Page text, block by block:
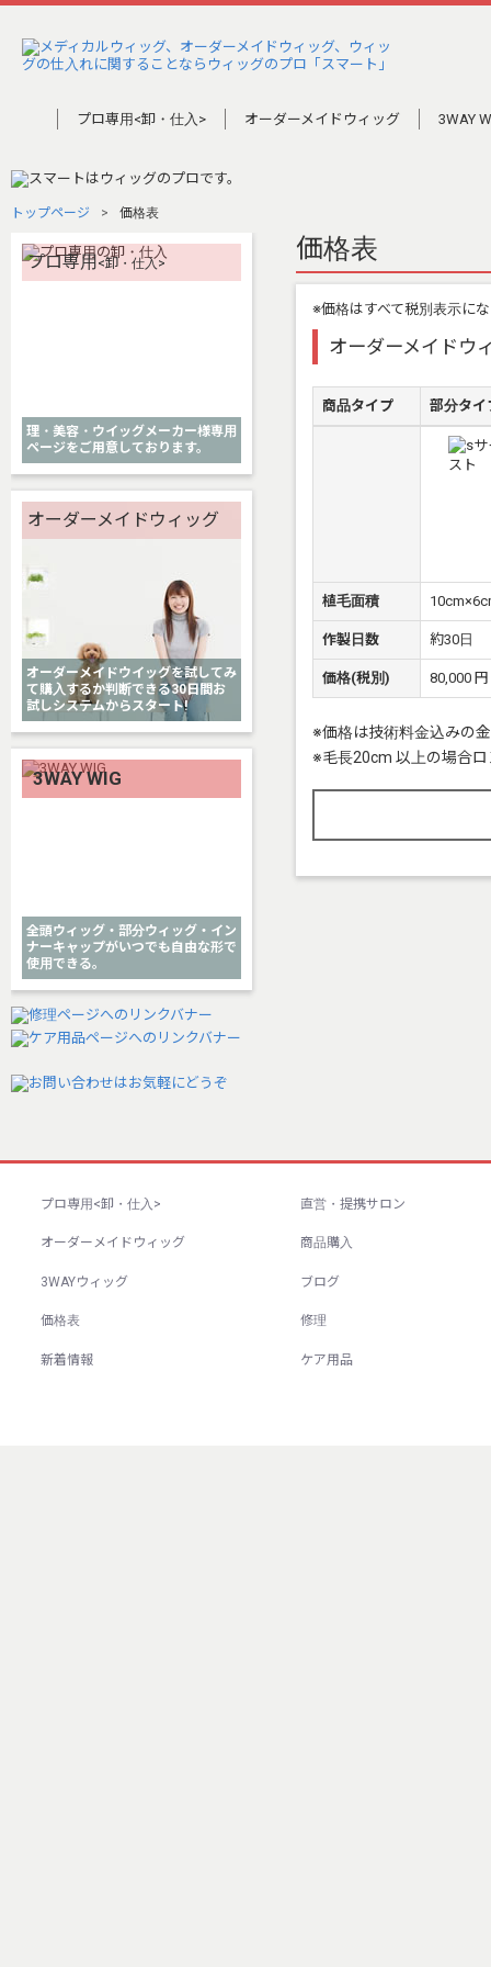
プロ専用<卸・仕入> オーダーメイドウィッグ 3WAY
トップページ 価格表
価格表
※価格はすべて税別表示に
オーダーメイドウ
商品タイプ 部分タイ
植毛面積
作製日数 約30日
価格(税別) 80,000 円
※価格は技術料金込みの
※毛長20cm 以上の場合
プロ専用<卸・仕入>
理・美容・ウイッグメーカー様専用
ページをご用意しております。
オーダーメイドウィッグ
オーダーメイドウイッグを試してみ
て購入するか判断できる30日間お
試しシステムからスタート!
3WAY WIG
全頭ウィッグ・部分ウィッグ・イン
ナーキャップがいつでも自由な形で
使用できる。
プロ専用<卸・仕入>
オーダーメイドウィッグ
3WAYウィッグ
価格表
新着情報
直営・提携サロン
商品購入
ブログ
修理
ケア用品